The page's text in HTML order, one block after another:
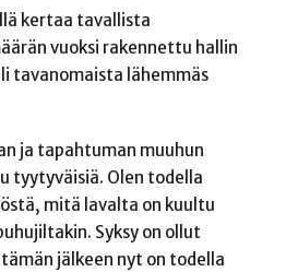
kertaa tavallista
vuoksi rakennettu hallin
tavanomaista lähemmäs
ja tapahtuman muuhun
tyytyväisiä. Olen todella
mitä lavalta on kuultu
Syksy on ollut
jälkeen nyt on todella